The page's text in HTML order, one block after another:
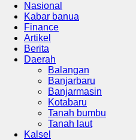
Nasional
Kabar banua
Finance
Artikel
Berita
Daerah
Balangan
Banjarbaru
Banjarmasin
Kotabaru
Tanah bumbu
Tanah laut
Kalsel